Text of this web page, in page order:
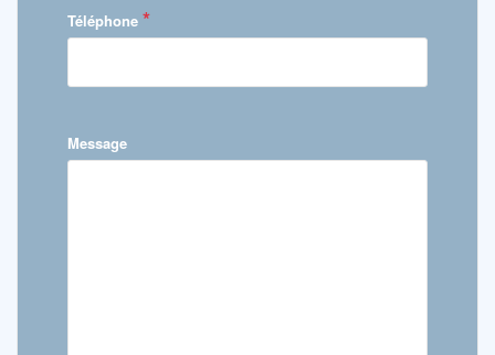
Téléphone *
Message